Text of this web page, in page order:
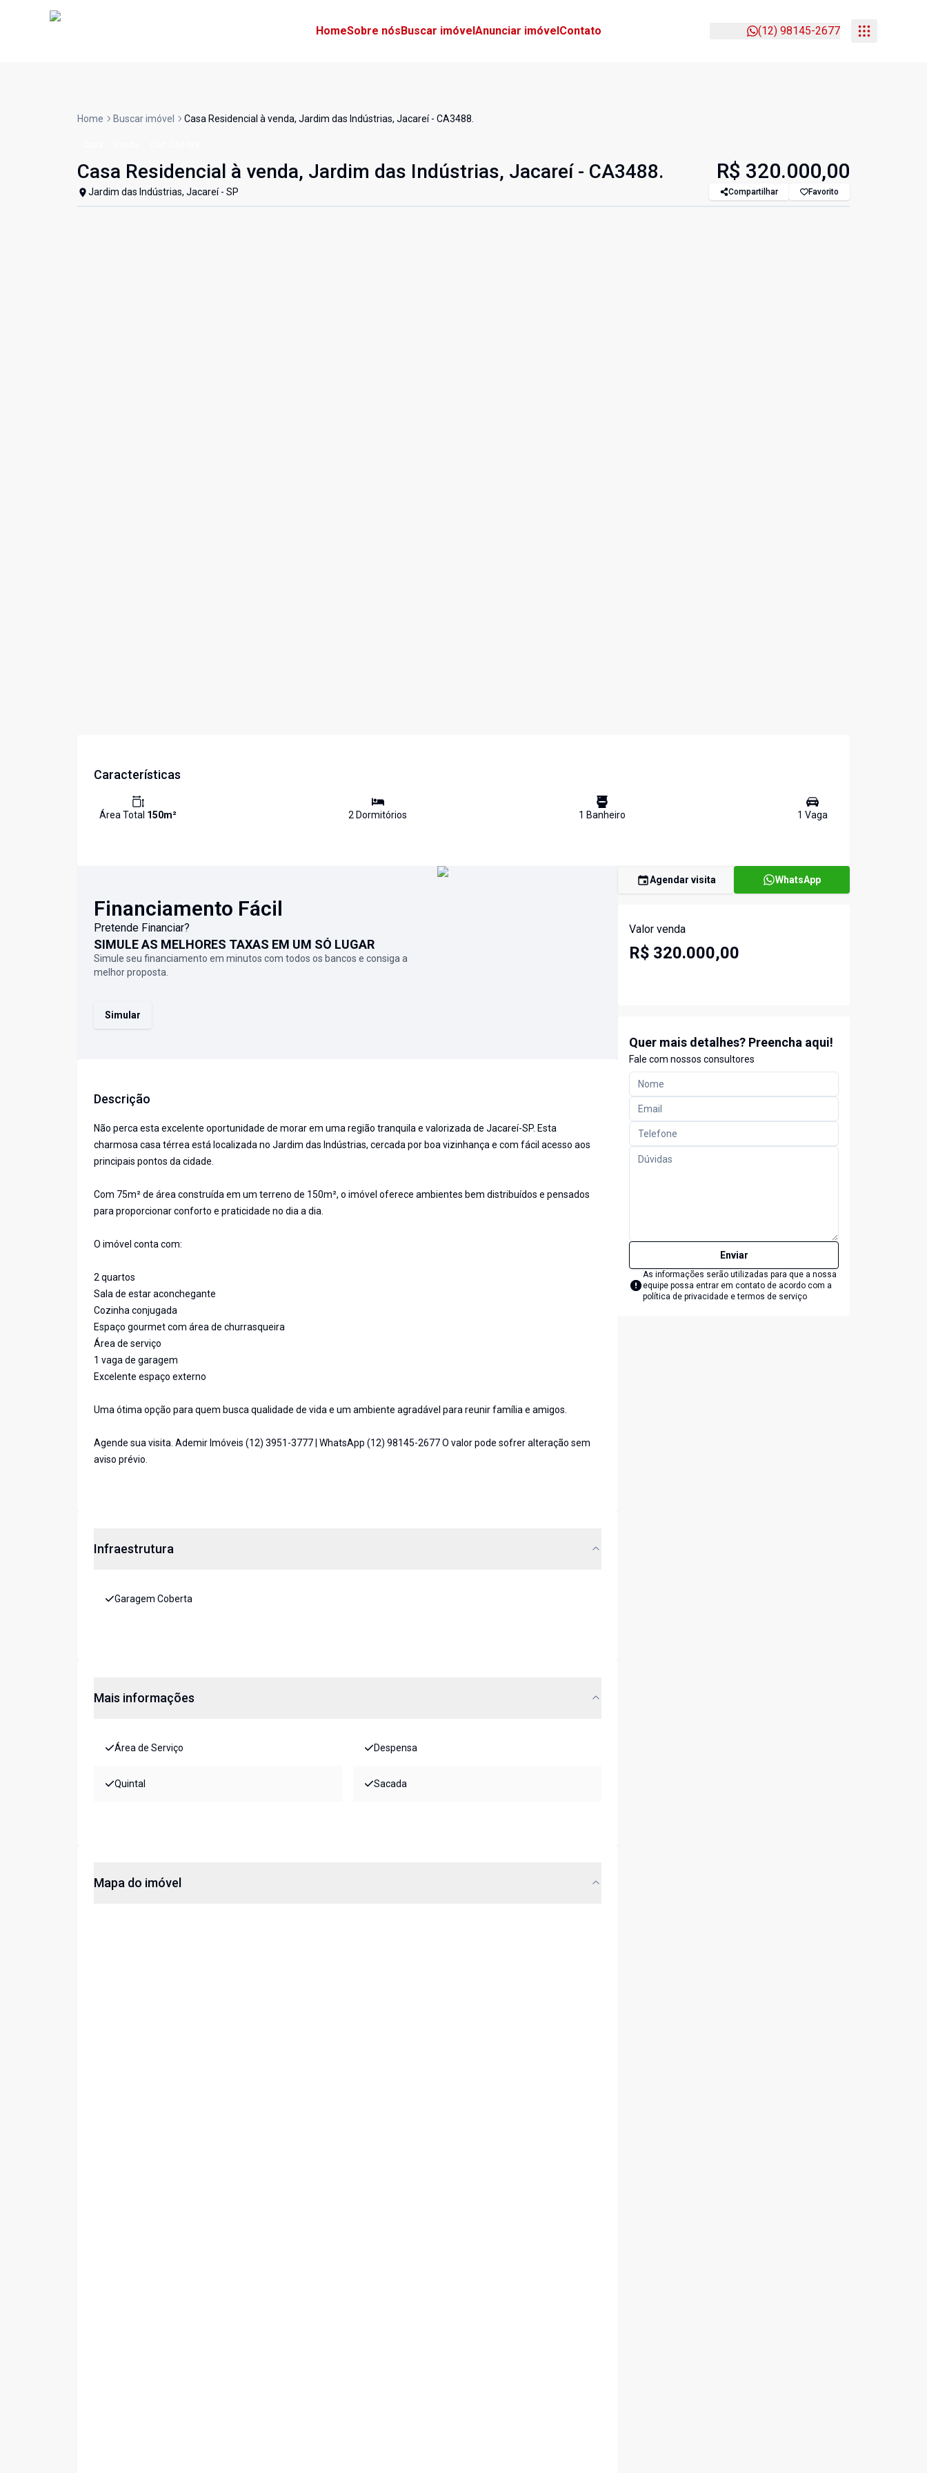
HomeSobre nósBuscar imóvelAnunciar imóvelContato (12) 98145-2677
Home Buscar imóvel Casa Residencial à venda, Jardim das Indústrias, Jacareí - CA3488.
Casa Residencial à venda, Jardim das Indústrias, Jacareí - CA3488.
Jardim das Indústrias, Jacareí - SP
R$ 320.000,00
Compartilhar Favorito
Características
Área Total 150m² 2 Dormitórios 1 Banheiro 1 Vaga
Financiamento Fácil
Pretende Financiar?
SIMULE AS MELHORES TAXAS EM UM SÓ LUGAR
Simule seu financiamento em minutos com todos os bancos e consiga a
melhor proposta.
Simular
Descrição
Não perca esta excelente oportunidade de morar em uma região tranquila e valorizada de Jacareí-SP. Esta
charmosa casa térrea está localizada no Jardim das Indústrias, cercada por boa vizinhança e com fácil acesso aos
principais pontos da cidade.
Com 75m² de área construída em um terreno de 150m², o imóvel oferece ambientes bem distribuídos e pensados
para proporcionar conforto e praticidade no dia a dia.
O imóvel conta com:
2 quartos
Sala de estar aconchegante
Cozinha conjugada
Espaço gourmet com área de churrasqueira
Área de serviço
1 vaga de garagem
Excelente espaço externo
Uma ótima opção para quem busca qualidade de vida e um ambiente agradável para reunir família e amigos.
Agende sua visita. Ademir Imóveis (12) 3951-3777 | WhatsApp (12) 98145-2677 O valor pode sofrer alteração sem
aviso prévio.
Infraestrutura
Garagem Coberta
Mais informações
Área de Serviço Despensa
Quintal Sacada
Mapa do imóvel
Agendar visita WhatsApp
Valor venda
R$ 320.000,00
Quer mais detalhes? Preencha aqui!
Fale com nossos consultores
Enviar
As informações serão utilizadas para que a nossa
equipe possa entrar em contato de acordo com a
política de privacidade e termos de serviço